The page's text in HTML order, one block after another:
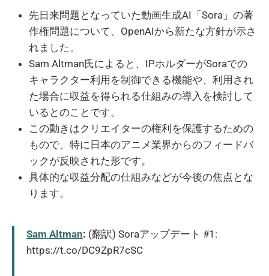
先日来問題となっていた動画生成AI「Sora」の著
作権問題について、OpenAIから新たな方針が示さ
れました。
Sam Altman氏によると、IPホルダーがSoraでの
キャラクター利用を制御できる機能や、利用され
た場合に収益を得られる仕組みの導入を検討して
いるとのことです。
この動きはクリエイターの権利を保護するための
もので、特に日本のアニメ業界からのフィードバ
ックが反映された形です。
具体的な収益分配の仕組みなどが今後の焦点とな
ります。
Sam Altman: (翻訳) Soraアップデート #1:
https://t.co/DC9ZpR7cSC